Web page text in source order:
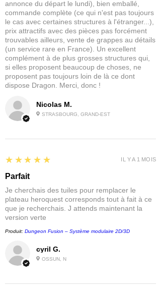
afin de trouver avec vous la solution la
plus adaptée.
En bref :
Disponibilité : réassort rapide
Expédition estimée : 5–10 jours
Selon stock fournisseur : 3–20 jours
Avantage pour vous : permet de
vous proposer la gamme complète
au meilleur prix !
Nicolas M.
STRASBOURG, GRAND-EST
annonce du départ le lundi), bien emballé,
commande complète (ce qui n'est pas toujours
le cas avec certaines structures à l'étranger...),
prix attractifs avec des pièces pas forcément
trouvables ailleurs, vente de grappes au détails
(un service rare en France). Un excellent
complément à de plus grosses structures qui,
si elles proposent beaucoup de choses, ne
proposent pas toujours loin de là ce dont
dispose Dragon. Merci, donc !
cyril G.
OSSUN, N
5
★★★★★
Parfait
Je cherchais des tuiles pour remplacer le
plateau heroquest corresponds tout à fait à ce
que je recherchais. J attends maintenant la
version verte
Produit: Dungeon Fusion – Système modulaire 2D/3D
IL Y A 1 MOIS